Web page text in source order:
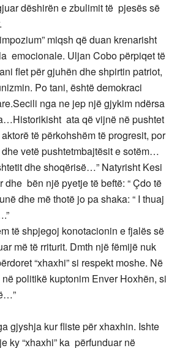
dëshirën e zbulimit të pjesës së
miqsh që duan krenarisht
emocionale. Uljan Cobo përpiqet të
flet për gjuhën dhe shpirtin patriot,
Po tani, është demokraci
nga ne jep një gjykim ndërsa
ata që vijnë në pushtet
të përkohshëm të progresit, por
vetë pushtetmbajtësit e sotëm…
dhe shoqërisë…” Natyrisht Kesi
bën një pyetje të beftë: “ Çdo të
dhe më thotë jo pa shaka: “ I thuaj
të shpjegoj konotacionin e fjalës së
më të rriturit. Dmth një fëmijë nuk
“xhaxhi” si respekt moshe. Në
politikë kuptonim Enver Hoxhën, si
gjyshja kur fliste për xhaxhin. Ishte
ky “xhaxhi” ka përfunduar në